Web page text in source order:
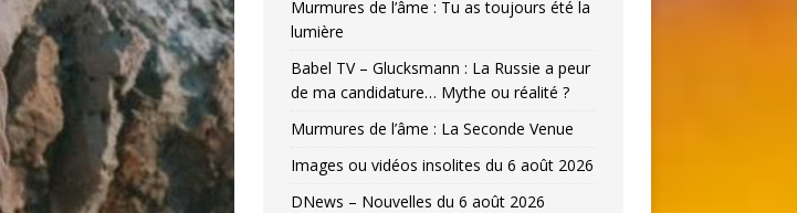
Murmures de l’âme : Tu as toujours été la
lumière
Babel TV – Glucksmann : La Russie a peur
de ma candidature… Mythe ou réalité ?
Murmures de l’âme : La Seconde Venue
Images ou vidéos insolites du 6 août 2026
DNews – Nouvelles du 6 août 2026